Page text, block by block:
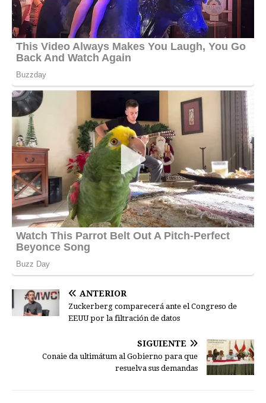
ANTERIOR
Zuckerberg comparecerá ante el Congreso de
EEUU por la filtración de datos
SIGUIENTE
Conaie da ultimátum al Gobierno para que
resuelva sus demandas